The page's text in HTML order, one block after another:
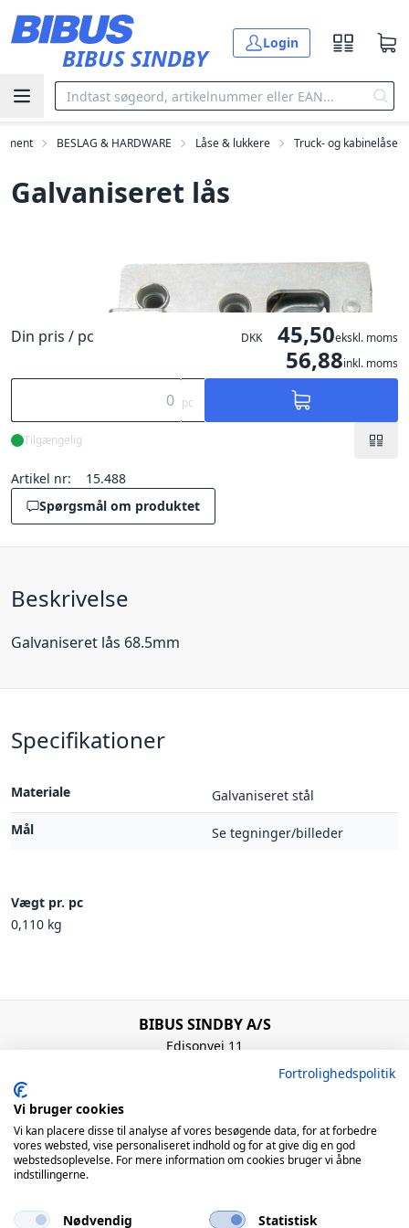
BIBUS SINDBY
Login
BESLAG & HARDWARE Låse & lukkere Truck- og kabinelåse
Galvaniseret lås
Din pris / pc DKK 45,50ekskl. moms
56,88inkl. moms
pc
Tilgængelig
Artikel nr:
15.488
Spørgsmål om produktet
Beskrivelse
Galvaniseret lås 68.5mm
Specifikationer
Materiale
Galvaniseret stål
Mål
Se tegninger/billeder
Vægt pr. pc
0,110 kg
BIBUS SINDBY A/S
Edisonvej 11
Åbningstider
Man – Tors: 8:00 – 16:00 / Fre: 8:00 – 15:00
Fortrolighedspolitik
Vi bruger cookies
Vi kan placere disse til analyse af vores besøgende data, for at forbedre
vores websted, vise personaliseret indhold og for at give dig en god
webstedsoplevelse. For mere information om cookies bruger vi åbne
indstillingerne.
Nødvendig Statistisk